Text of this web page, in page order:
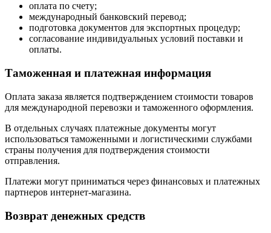
оплата по счету;
международный банковский перевод;
подготовка документов для экспортных процедур;
согласование индивидуальных условий поставки и
оплаты.
Таможенная и платежная информация
Оплата заказа является подтверждением стоимости товаров
для международной перевозки и таможенного оформления.
В отдельных случаях платежные документы могут
использоваться таможенными и логистическими службами
страны получения для подтверждения стоимости
отправления.
Платежи могут приниматься через финансовых и платежных
партнеров интернет-магазина.
Возврат денежных средств